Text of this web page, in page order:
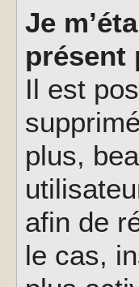
Je
présent
Il est
plus,
afin de
le cas,